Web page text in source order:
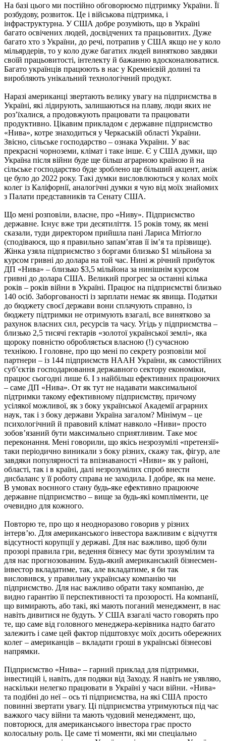
На базі цього ми постійно обговорюємо підтримку України. Її
розбудову, розвиток. Це і військова підтримка, і
інфраструктурна. У США добре розуміють, що в Україні
багато освічених людей, досвідчених та працьовитих. Дуже
багато хто з України, до речі, потрапив у США якщо не у коло
мільярдерів, то у коло дуже багатих людей винятково завдяки
своїй працьовитості, інтелекту й бажанню вдосконалюватися.
Багато українців працюють в нас у Кремнієвій долині та
виробляють унікальний технологічний продукт.
Наразі американці звертають велику увагу на підприємства в
Україні, які лідирують, залишаються на плаву, люди яких не
роз’їхалися, а продовжують працювати та працювати
продуктивно. Цікавим прикладом є державне підприємство
«Нива», котре знаходиться у Черкаській області України.
Звісно, сільське господарство – ознака України. У вас
прекрасні чорноземи, клімат і таке інше. Є у США думки, що
Україна після війни буде ще більш аграрною країною й на
сільське господарство буде зроблено ще більший акцент, аніж
це було до 2022 року. Такі думки висловлюються у колах моїх
колег із Каліфорнії, аналогічні думки я чую від моїх знайомих
з Палати представників та Сенату США.
Що мені розповіли, власне, про «Ниву». Підприємство
державне. Існує вже три десятиліття. 15 років тому, як мені
сказали, туди директором прийшла пані Лариса Мітіогло
(сподіваюся, що я правильно запам’ятав її ім’я та прізвище).
Жінка узяла підприємство з боргами близько $1 мільйона за
курсом гривні до долара на той час. Нині ж річний прибуток
ДП «Нива» – близько $3,5 мільйона за нинішнім курсом
гривні до долара США. Великий прогрес за останні кілька
років – років війни в Україні. Працює на підприємстві близько
140 осіб. Заборгованості із зарплати немає як явища. Податки
до бюджету своєї держави вони сплачують справно, із
бюджету підтримки не отримують взагалі, все винятково за
рахунок власних сил, ресурсів та часу. Угідь у підприємства –
близько 2,5 тисячі гектарів «золотої української землі», яка
щороку повністю обробляється власною (!) сучасною
технікою. І головне, про що мені по секрету розповіли мої
партнери – із 144 підприємств НААН України, як самостійних
суб’єктів господарювання державного сектору економіки,
працює сьогодні лише 6. І з найбільш ефективних працюючих
– саме ДП «Нива». От як тут не надавати максимальної
підтримки такому ефективному підприємству, причому
усілякої можливої, як з боку української Академії аграрних
наук, так і з боку держави Україна загалом? Мінімум – це
психологічний й правовий клімат навколо «Ниви» просто
зобов’язаний бути максимально сприятливим. Таке моє
переконання. Мені говорили, що якісь незрозумілі «претензії»
таки періодично виникали з боку різних, скажу так, фігур, але
завдяки популярності та впізнаваності «Ниви» як у районі,
області, так і в країні, далі незрозумілих спроб внести
дисбаланс у її роботу справа не заходила. І добре, як на мене.
В умовах воєнного стану будь-яке ефективно працююче
державне підприємство – вище за будь-які компліменти, це
очевидно для кожного.
Повторю те, про що я неодноразово говорив у різних
інтерв’ю. Для американського інвестора важливим є відчуття
відсутності корупції у державі. Для нас важливо, щоб були
прозорі правила гри, ведення бізнесу має бути зрозумілим та
для нас прогнозованим. Будь-який американський бізнесмен-
інвестор вкладатиме, так, але вкладатиме, я би так
висловився, у правильну українську компанію чи
підприємство. Для нас важливо обрати таку компанію, де
видно гарантію її перспективності та прозорості. На компанії,
що вимирають, або такі, які мають поганий менеджмент, в нас
навіть дивитися не будуть. У США взагалі часто говорять про
те, що саме від головного менеджера-керівника надто багато
залежить і саме цей фактор підштовхує моїх досить обережних
колег – американців – вкладати гроші в українські бізнесові
напрямки.
Підприємство «Нива» – гарний приклад для підтримки,
інвестицій і, навіть, для подяки від Заходу. Я навіть не уявляю,
наскільки нелегко працювати в Україні у часи війни. «Нива»
та подібні до неї – ось ті підприємства, на які США просто
повинні звертати увагу. Ці підприємства утримуються під час
важкого часу війни та мають чудовий менеджмент, що,
повторюся, для американського інвестора грає просто
колосальну роль. Це саме ті моменти, які ми спеціально